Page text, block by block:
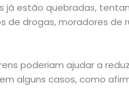
já estão quebradas,
de drogas, moradores
poderiam ajudar a
alguns casos, como